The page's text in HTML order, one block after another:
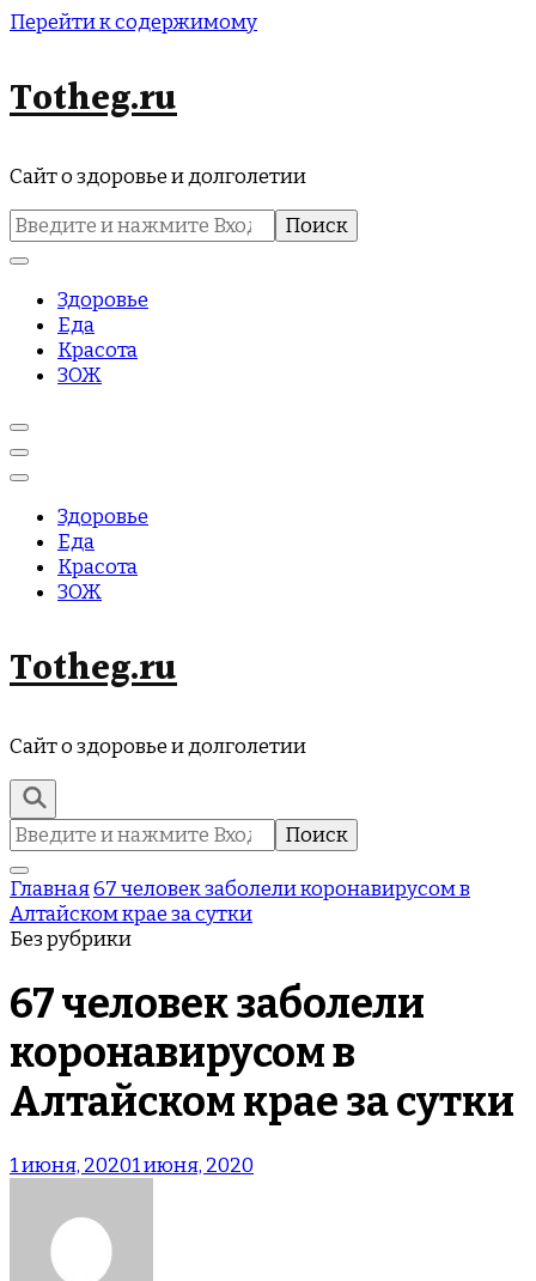
Перейти к содержимому
Totheg.ru
Сайт о здоровье и долголетии
Найти:
Здоровье
Еда
Красота
ЗОЖ
Здоровье
Еда
Красота
ЗОЖ
Totheg.ru
Сайт о здоровье и долголетии
Найти:
Главная67 человек заболели коронавирусом в
Алтайском крае за сутки
Без рубрики
67 человек заболели
коронавирусом в
Алтайском крае за сутки
1 июня, 20201 июня, 2020